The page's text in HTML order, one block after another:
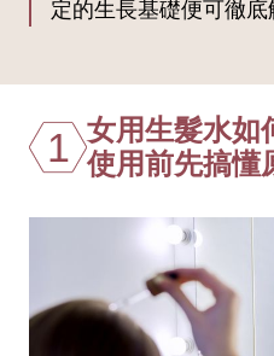
定的生長基礎便可徹底
1 女用生髮水如
使用前先搞懂